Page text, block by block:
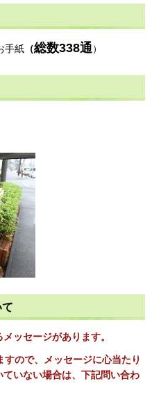
手紙 （総数338通）
ッセージがあります。
すので、メッセージに心当たり
いない場合は、下記問い合わ